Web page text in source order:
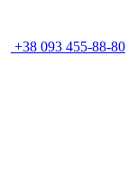
+38 093 455-88-80